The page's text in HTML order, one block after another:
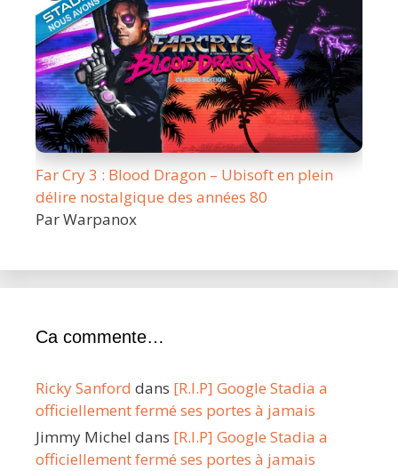
Far Cry 3 : Blood Dragon – Ubisoft en plein
délire nostalgique des années 80
Par Warpanox
Ca commente…
Ricky Sanford dans [R.I.P] Google Stadia a
officiellement fermé ses portes à jamais
Jimmy Michel dans [R.I.P] Google Stadia a
officiellement fermé ses portes à jamais